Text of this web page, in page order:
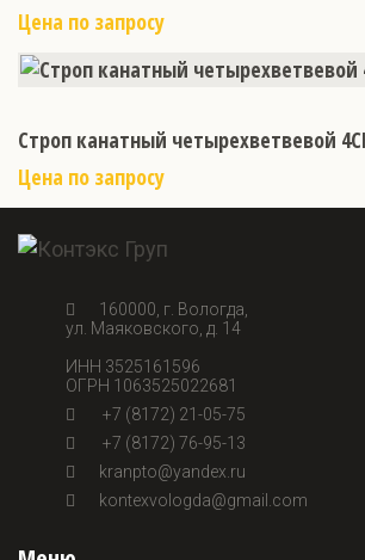
Цена по запросу
Строп канатный четырехветвевой
Цена по запросу
160000, г. Вологда,
ул. Маяковского, д. 14
ИНН 3525161596
ОГРН 1063525022681
+7 (8172) 21-05-75
+7 (8172) 76-95-13
kranpto@yandex.ru
kontexvologda@gmail.com